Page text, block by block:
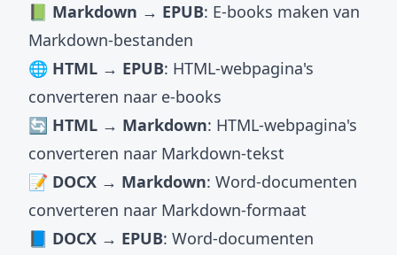
📗 Markdown → EPUB: E-books maken van
Markdown-bestanden
🌐 HTML → EPUB: HTML-webpagina's
converteren naar e-books
🔄 HTML → Markdown: HTML-webpagina's
converteren naar Markdown-tekst
📝 DOCX → Markdown: Word-documenten
converteren naar Markdown-formaat
📘 DOCX → EPUB: Word-documenten